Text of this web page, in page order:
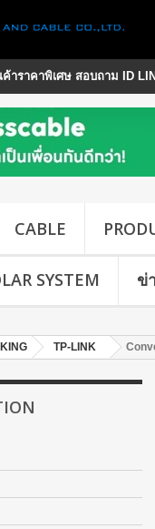
าราคาพิเศษ สอบถาม ID
CABLE
SYSTEM ข่
TP-LINK